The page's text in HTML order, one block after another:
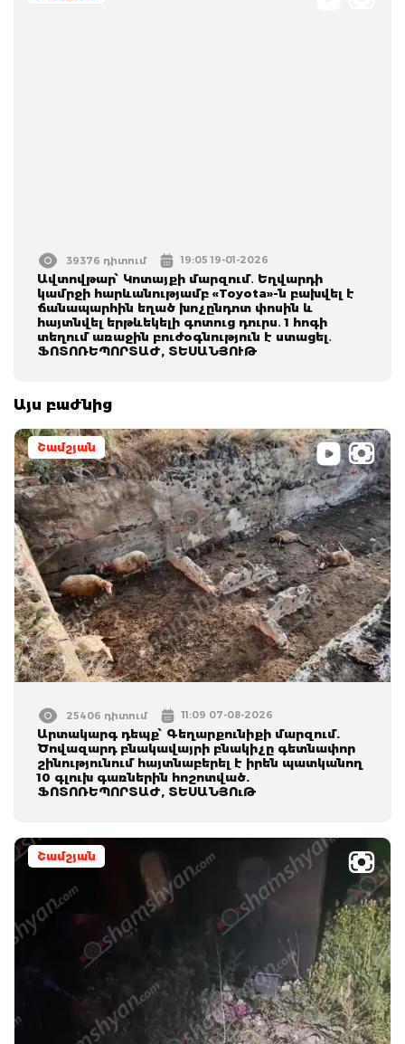
39376 դիտում 19:05 19-01-2026
Ավտովթար՝ Կոտայքի մարզում․ Եղվարդի
կամրջի հարևանությամբ «Toyota»-ն բախվել է
ճանապարհին եղած խոչընդոտ փոսին և
հայտնվել երթևեկելի գոտուց դուրս․ 1 հոգի
տեղում առաջին բուժօգնություն է ստացել․
ՖՈՏՈՌԵՊՈՐՏԱԺ, ՏԵՍԱՆՅՈՒԹ
Այս բաժնից
Շամշյան
25406 դիտում 11:09 07-08-2026
Արտակարգ դեպք՝ Գեղարքունիքի մարզում.
Ծովազարդ բնակավայրի բնակիչը գետնափոր
շինությունում հայտնաբերել է իրեն պատկանող
10 գլուխ գառներին հոշոտված.
ՖՈՏՈՌԵՊՈՐՏԱԺ, ՏԵՍԱՆՅՈւԹ
Շամշյան